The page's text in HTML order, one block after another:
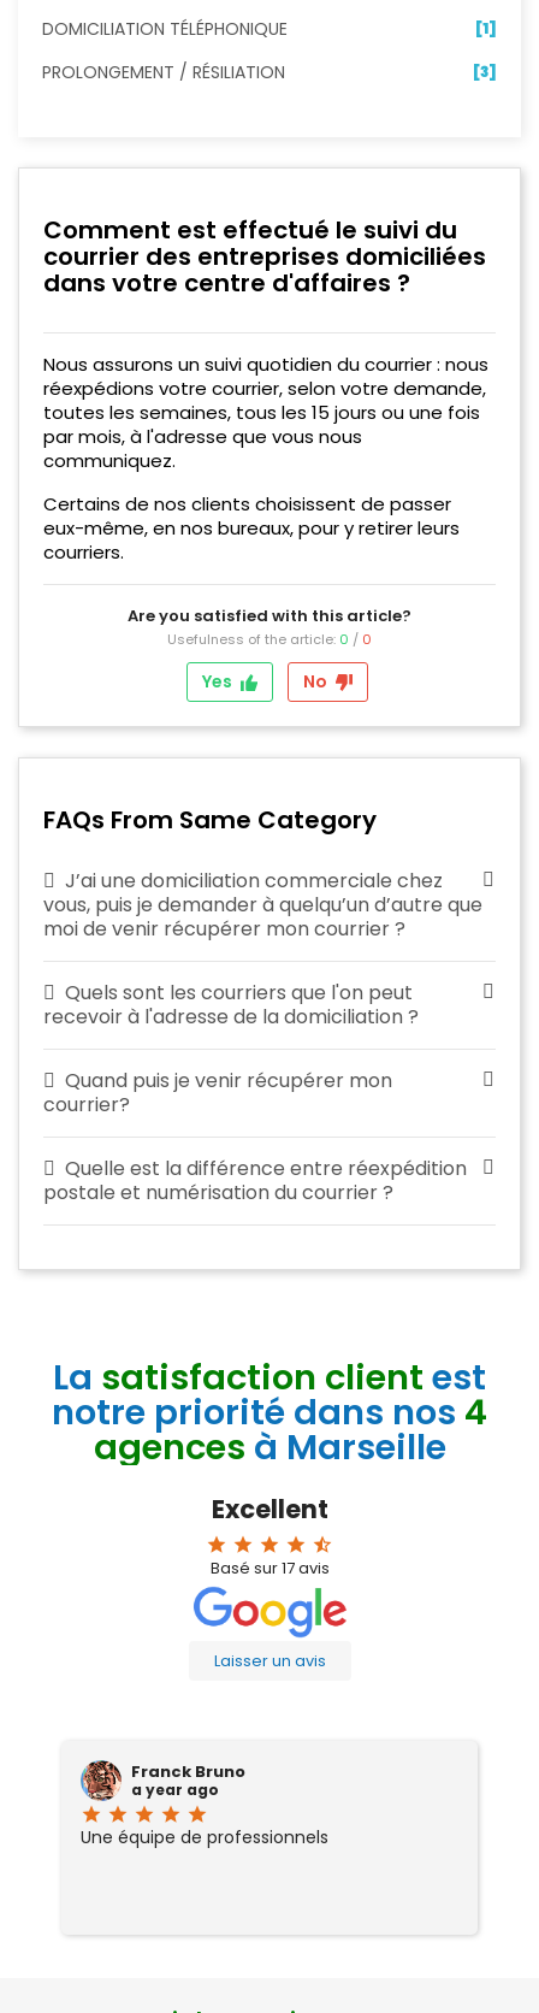
DOMICILIATION TÉLÉPHONIQUE [1]
PROLONGEMENT / RÉSILIATION [3]
Comment est effectué le suivi du
courrier des entreprises domiciliées
dans votre centre d'affaires ?
Nous assurons un suivi quotidien du courrier : nous
réexpédions votre courrier, selon votre demande,
toutes les semaines, tous les 15 jours ou une fois
par mois, à l'adresse que vous nous
communiquez.
Certains de nos clients choisissent de passer
eux-même, en nos bureaux, pour y retirer leurs
courriers.
Are you satisfied with this article?
Usefulness of the article: 0 / 0
Yes No
FAQs From Same Category
J’ai une domiciliation commerciale chez
vous, puis je demander à quelqu’un d’autre que
moi de venir récupérer mon courrier ?
Quels sont les courriers que l'on peut
recevoir à l'adresse de la domiciliation ?
Quand puis je venir récupérer mon
courrier?
Quelle est la différence entre réexpédition
postale et numérisation du courrier ?
La satisfaction client est
notre priorité dans nos 4
agences à Marseille
Excellent
star star star star star_half
Basé sur17avis
Laisser un avis
Franck Bruno
a year ago
star star star star star
Une équipe de professionnels